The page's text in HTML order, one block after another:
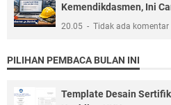
Kemendikdasmen, Ini
20.05 Tidak ada komentar
PILIHAN PEMBACA BULAN INI
Template Desain